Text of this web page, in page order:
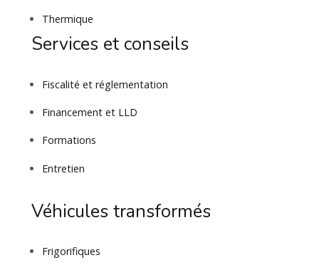
Thermique
Services et conseils
Fiscalité et réglementation
Financement et LLD
Formations
Entretien
Véhicules transformés
Frigorifiques